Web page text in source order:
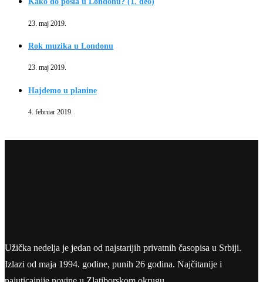
23. maj 2019.
Rok muzika u Londonu
23. maj 2019.
Hajdemo u planine
4. februar 2019.
Užička nedelja je jedan od najstarijih privatnih časopisa u Srbiji.
Izlazi od maja 1994. godine, punih 26 godina. Najčitanije i